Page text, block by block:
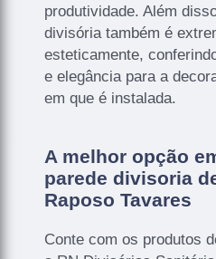
produtividade. Além
divisória também é
esteticamente,
e elegância para a
em que é instalada.
A melhor opção
parede divisoria
Raposo Tavares
Conte com os produtos